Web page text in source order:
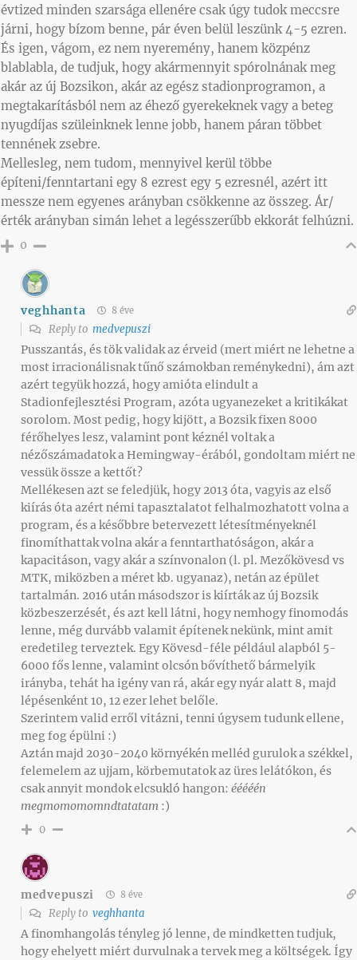
évtized minden szarsága ellenére csak úgy tudok meccsre
járni, hogy bízom benne, pár éven belül leszünk 4-5 ezren.
És igen, vágom, ez nem nyeremény, hanem közpénz
blablabla, de tudjuk, hogy akármennyit spórolnának meg
akár az új Bozsikon, akár az egész stadionprogramon, a
megtakarításból nem az éhező gyerekeknek vagy a beteg
nyugdíjas szüleinknek lenne jobb, hanem páran többet
tennének zsebre.
Mellesleg, nem tudom, mennyivel kerül többe
építeni/fenntartani egy 8 ezrest egy 5 ezresnél, azért itt
messze nem egyenes arányban csökkenne az összeg. Ár/
érték arányban simán lehet a legésszerűbb ekkorát felhúzni.
0
veghhanta 8 éve
Reply to medvepuszi
Pusszantás, és tök validak az érveid (mert miért ne lehetne a
most irracionálisnak tűnő számokban reménykedni), ám azt
azért tegyük hozzá, hogy amióta elindult a
Stadionfejlesztési Program, azóta ugyanezeket a kritikákat
sorolom. Most pedig, hogy kijött, a Bozsik fixen 8000
férőhelyes lesz, valamint pont kéznél voltak a
nézőszámadatok a Hemingway-érából, gondoltam miért ne
vessük össze a kettőt?
Mellékesen azt se feledjük, hogy 2013 óta, vagyis az első
kiírás óta azért némi tapasztalatot felhalmozhatott volna a
program, és a későbbre betervezett létesítményeknél
finomíthattak volna akár a fenntarthatóságon, akár a
kapacitáson, vagy akár a színvonalon (l. pl. Mezőkövesd vs
MTK, miközben a méret kb. ugyanaz), netán az épület
tartalmán. 2016 után másodszor is kiírták az új Bozsik
közbeszerzését, és azt kell látni, hogy nemhogy finomodás
lenne, még durvább valamit építenek nekünk, mint amit
eredetileg terveztek. Egy Kövesd-féle például alapból 5-
6000 fős lenne, valamint olcsón bővíthető bármelyik
irányba, tehát ha igény van rá, akár egy nyár alatt 8, majd
lépésenként 10, 12 ezer lehet belőle.
Szerintem valid erről vitázni, tenni úgysem tudunk ellene,
meg fog épülni :)
Aztán majd 2030-2040 környékén melléd gurulok a székkel,
felemelem az ujjam, körbemutatok az üres lelátókon, és
csak annyit mondok elcsukló hangon: ééééén
megmomomomndtatatam :)
0
medvepuszi 8 éve
Reply to veghhanta
A finomhangolás tényleg jó lenne, de mindketten tudjuk,
hogy ehelyett miért durvulnak a tervek meg a költségek. Így